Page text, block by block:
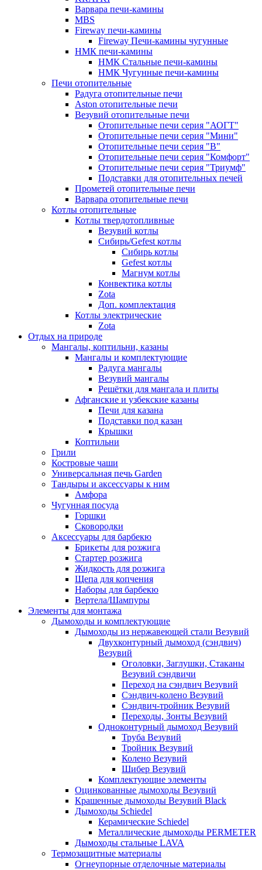
Варвара печи-камины
MBS
Fireway печи-камины
Fireway Печи-камины чугунные
НМК печи-камины
НМК Стальные печи-камины
НМК Чугунные печи-камины
Печи отопительные
Радуга отопительные печи
Aston отопительные печи
Везувий отопительные печи
Отопительные печи серия "АОГТ"
Отопительные печи серия "Мини"
Отопительные печи серия "В"
Отопительные печи серия "Комфорт"
Отопительные печи серия "Триумф"
Подставки для отопительных печей
Прометей отопительные печи
Варвара отопительные печи
Котлы отопительные
Котлы твердотопливные
Везувий котлы
Сибирь/Gefest котлы
Сибирь котлы
Gefest котлы
Магнум котлы
Конвектика котлы
Zota
Доп. комплектация
Котлы электрические
Zota
Отдых на природе
Мангалы, коптильни, казаны
Мангалы и комплектующие
Радуга мангалы
Везувий мангалы
Решётки для мангала и плиты
Афганские и узбекские казаны
Печи для казана
Подставки под казан
Крышки
Коптильни
Грили
Костровые чаши
Универсальная печь Garden
Тандыры и аксессуары к ним
Амфора
Чугунная посуда
Горшки
Сковородки
Аксессуары для барбекю
Брикеты для розжига
Стартер розжига
Жидкость для розжига
Щепа для копчения
Наборы для барбекю
Вертела/Шампуры
Элементы для монтажа
Дымоходы и комплектующие
Дымоходы из нержавеющей стали Везувий
Двухконтурный дымоход (сэндвич)
Везувий
Оголовки, Заглушки, Стаканы
Везувий сэндвичи
Переход на сэндвич Везувий
Сэндвич-колено Везувий
Сэндвич-тройник Везувий
Переходы, Зонты Везувий
Одноконтурный дымоход Везувий
Труба Везувий
Тройник Везувий
Колено Везувий
Шибер Везувий
Комплектующие элементы
Оцинкованные дымоходы Везувий
Крашенные дымоходы Везувий Black
Дымоходы Schiedel
Керамические Schiedel
Металлические дымоходы PERMETER
Дымоходы стальные LAVA
Термозащитные материалы
Огнеупорные отделочные материалы